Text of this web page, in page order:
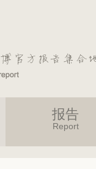
报告
Report